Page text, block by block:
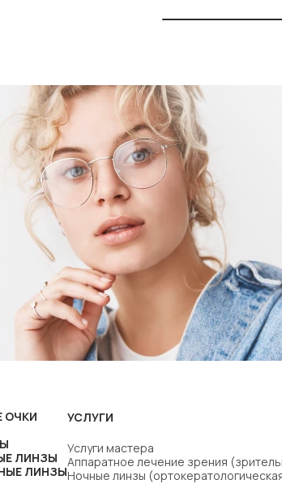
ОЧКИ
ЛИНЗЫ
ЛИНЗЫ
УСЛУГИ
Услуги мастера
Аппаратное лечение зрения
Ночные линзы